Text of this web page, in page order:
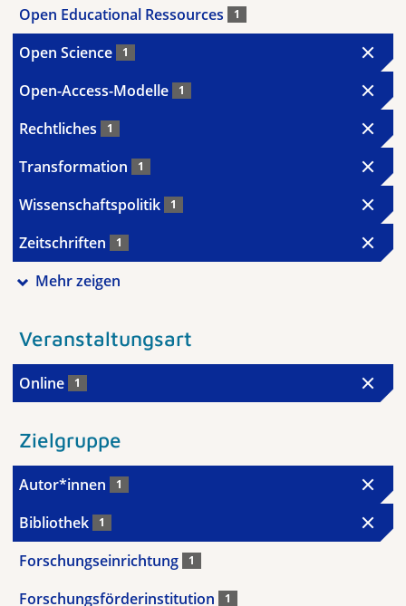
Open Educational Ressources 1
Open Science 1
Open-Access-Modelle 1
Rechtliches 1
Transformation 1
Wissenschaftspolitik 1
Zeitschriften 1
Mehr zeigen
Veranstaltungsart
Online 1
Zielgruppe
Autor*innen 1
Bibliothek 1
Forschungseinrichtung 1
Forschungsförderinstitution 1